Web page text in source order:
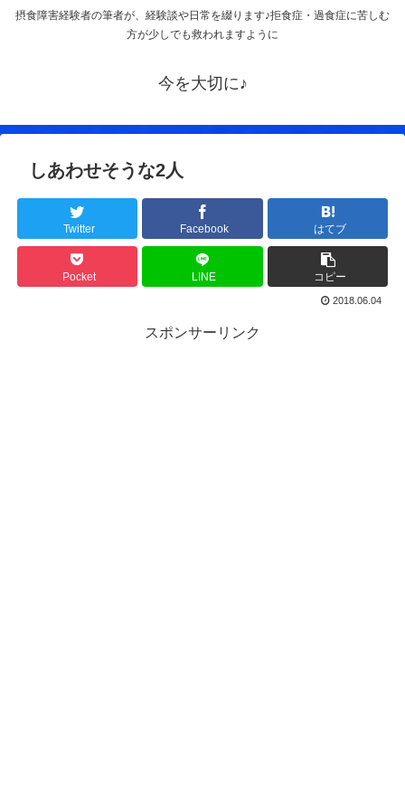
摂食障害経験者の筆者が、経験談や日常を綴ります♪拒食症・過食症に苦しむ
方が少しでも救われますように
今を大切に♪
しあわせそうな2人
Twitter Facebook はてブ
Pocket LINE コピー
2018.06.04
スポンサーリンク